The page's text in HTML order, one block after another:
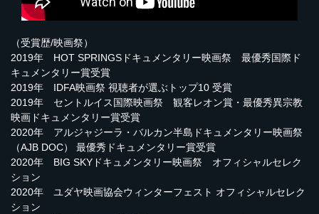
（受賞歴/映画祭）
2019年 HOT SPRINGSドキュメンタリー映画祭 最優秀国際ド
キュメンタリー賞受賞
2019年 IDFA映画祭 視聴者が選ぶトップ10 受賞
2019年 セントルイス国際映画祭 観客レオン賞・最優秀異宗教
映画ドキュメンタリー賞受賞
2020年 アルジャジーラ・バルカン半島ドキュメンタリー映画祭
（AJB DOC） 最優秀ドキュメンタリー賞受賞
2020年 BIG SKYドキュメンタリー映画祭 オフィシャルセレク
ション
2020年 ユダヤ映画協会ウィンターフェスト オフィシャルセレク
ション